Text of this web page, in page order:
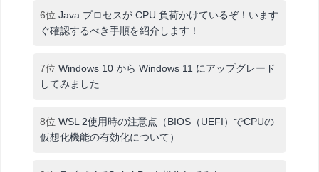
6位 Java プロセスが CPU 負荷かけているぞ！います
ぐ確認するべき手順を紹介します！
7位 Windows 10 から Windows 11 にアップグレード
してみました
8位 WSL 2使用時の注意点（BIOS（UEFI）でCPUの
仮想化機能の有効化について）